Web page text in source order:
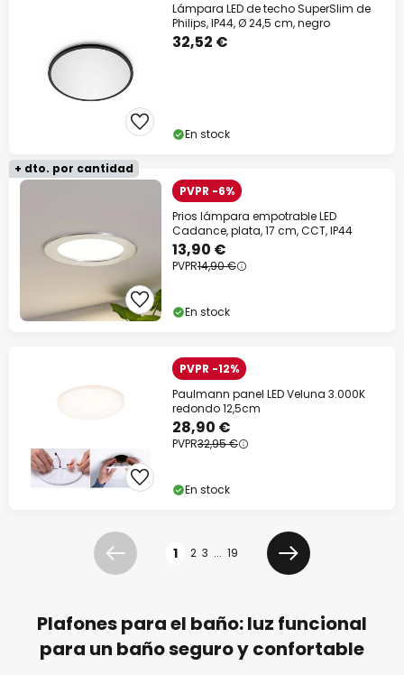
Lámpara LED de techo SuperSlim de
Philips, IP44, Ø 24,5 cm, negro
32,52 €
En stock
+ dto. por cantidad
PVPR -6%
Prios lámpara empotrable LED
Cadance, plata, 17 cm, CCT, IP44
13,90 €
PVPR14,90 €
En stock
PVPR -12%
Paulmann panel LED Veluna 3.000K
redondo 12,5cm
28,90 €
PVPR32,95 €
En stock
Anterior 1 2 3 ... 19
Siguiente
Plafones para el baño: luz funcional
para un baño seguro y confortable